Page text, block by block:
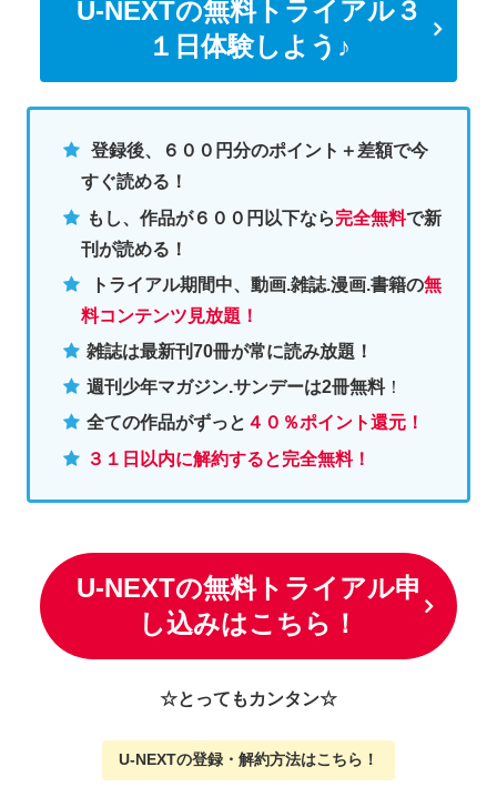
U-NEXTの無料トライアル３
１日体験しよう♪
登録後、６００円分のポイント＋差額で今
すぐ読める！
もし、作品が６００円以下なら完全無料で新
刊が読める！
トライアル期間中、動画.雑誌.漫画.書籍の無
料コンテンツ見放題！
雑誌は最新刊70冊が常に読み放題！
週刊少年マガジン.サンデーは2冊無料！
全ての作品がずっと ４０％ポイント還元！
３１日以内に解約すると完全無料！
U-NEXTの無料トライアル申
し込みはこちら！
☆とってもカンタン☆
U-NEXTの登録・解約方法はこちら ！